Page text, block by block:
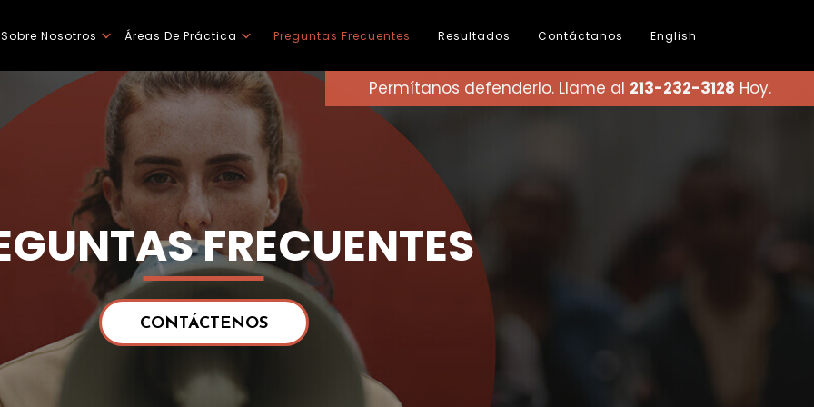
Permítanos defenderlo. Llame al 213-232-3128 Hoy.
Sobre Nosotros Áreas De Práctica Preguntas Frecuentes Resultados Contáctanos English
FRECUENTES
CONTÁCTENOS